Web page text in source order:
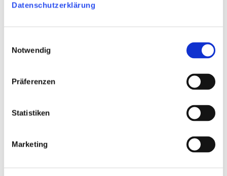
Datenschutzerklärung
Notwendig
Präferenzen
Statistiken
Marketing
Männergesangverein Cäcilia Eynatten
CHOR
donatakde@yahoo.de